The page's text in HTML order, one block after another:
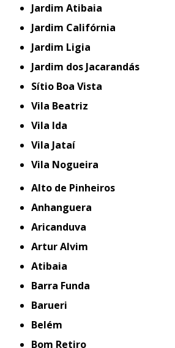
Jardim Atibaia
Jardim Califórnia
Jardim Ligia
Jardim dos Jacarandás
Sítio Boa Vista
Vila Beatriz
Vila Ida
Vila Jataí
Vila Nogueira
Alto de Pinheiros
Anhanguera
Aricanduva
Artur Alvim
Atibaia
Barra Funda
Barueri
Belém
Bom Retiro